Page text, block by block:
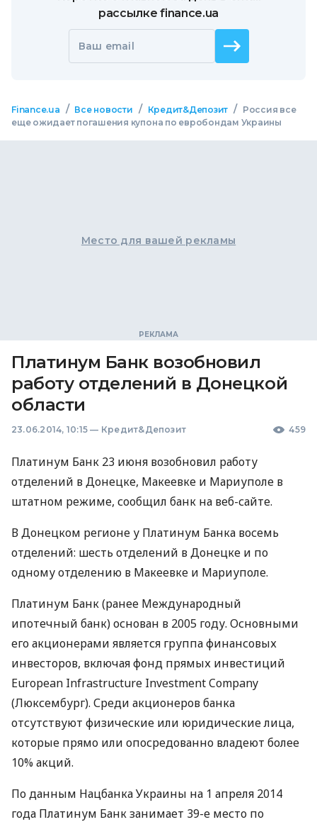
рассылке finance.ua
Ваш email
Finance.ua / Все новости / Кредит&Депозит /
Россия все
еще ожидает погашения купона по евробондам Украины
Место для вашей рекламы
Платинум Банк возобновил
работу отделений в Донецкой
области
23.06.2014, 10:15 — Кредит&Депозит 459
Платинум Банк 23 июня возобновил работу
отделений в Донецке, Макеевке и Мариуполе в
штатном режиме, сообщил банк на веб-сайте.
В Донецком регионе у Платинум Банка восемь
отделений: шесть отделений в Донецке и по
одному отделению в Макеевке и Мариуполе.
Платинум Банк (ранее Международный
ипотечный банк) основан в 2005 году. Основными
его акционерами является группа финансовых
инвесторов, включая фонд прямых инвестиций
European Infrastructure Investment Company
(Люксембург). Среди акционеров банка
отсутствуют физические или юридические лица,
которые прямо или опосредованно владеют более
10% акций.
По данным Нацбанка Украины на 1 апреля 2014
года Платинум Банк занимает 39-е место по